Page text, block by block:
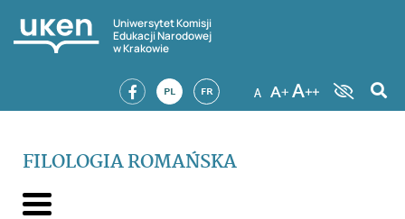
Uniwersytet Komisji
Edukacji Narodowej
w Krakowie
PL FR
FILOLOGIA ROMAŃSKA